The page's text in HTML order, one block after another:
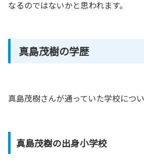
なるのではないかと思われます。
真島茂樹の学歴
真島茂樹さんが通っていた学校につ
真島茂樹の出身小学校